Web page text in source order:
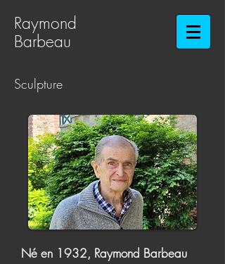
Raymond
Barbeau​​​​​​​
Sculpture
Né en 1932, Raymond Barbeau